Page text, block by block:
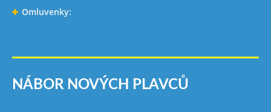
Omluvenky:
NÁBOR NOVÝCH PLAVCŮ